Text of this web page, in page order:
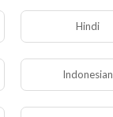
и образование
Hindi
Indonesian